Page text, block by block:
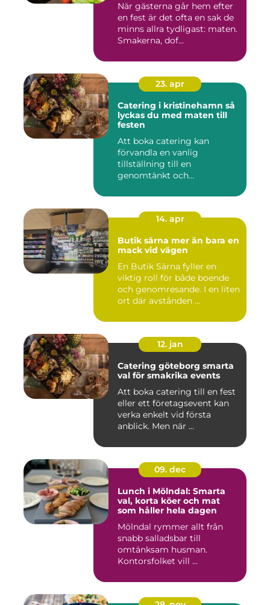
När gästerna går hem efter
en fest är det ofta en sak de
minns allra tydligast: maten.
Smakerna, dof...
23. apr
Catering i kristinehamn så
lyckas du med maten till
festen
Att boka catering kan
förvandla en vanlig
tillställning till en
genomtänkt och
14. apr
Butik särna mer än bara en
mack vid vägen
En Butik Särna fyller en
viktig roll för både boende
och genomresande. I en liten
ort där avstånden ...
12. jan
Catering göteborg smarta
val för smakrika events
Att boka catering till en fest
eller ett företagsevent kan
verka enkelt vid första
anblick. Men när ...
09. dec
Lunch i Mölndal: Smarta
val, korta köer och mat
som håller hela dagen
Mölndal rymmer allt från
snabb salladsbar till
omtänksam husman.
Kontorsfolket vill ...